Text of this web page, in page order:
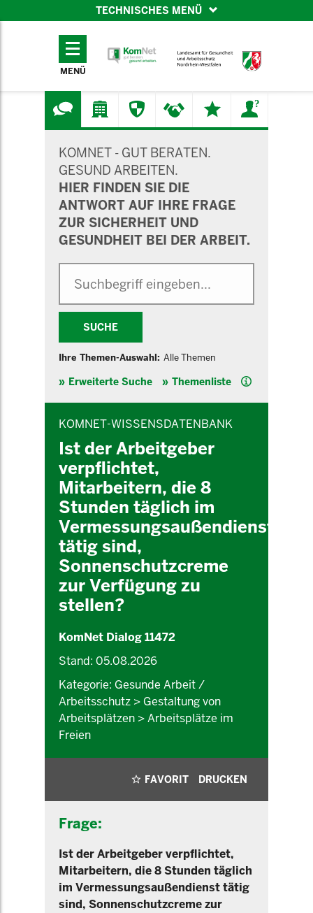
TECHNISCHES MENÜ
TECHNISCHES
MENÜ
KOMNET - GUT BERATEN.
GESUND ARBEITEN.
HIER FINDEN SIE DIE
ANTWORT AUF IHRE FRAGE
ZUR SICHERHEIT UND
GESUNDHEIT BEI DER ARBEIT.
SUCHE
Ihre Themen-Auswahl: Alle Themen
Erweiterte Suche Themenliste Hilfe
KOMNET-WISSENSDATENBANK
Ist der Arbeitgeber
verpflichtet,
Mitarbeitern, die 8
Stunden täglich im
Vermessungsaußendienst
tätig sind,
Sonnenschutzcreme
zur Verfügung zu
stellen?
KomNet Dialog 11472
Stand: 05.08.2026
Kategorie: Gesunde Arbeit /
Arbeitsschutz > Gestaltung von
Arbeitsplätzen > Arbeitsplätze im
Freien
FAVORIT DRUCKEN
Frage:
Ist der Arbeitgeber verpflichtet,
Mitarbeitern, die 8 Stunden täglich
im Vermessungsaußendienst tätig
sind, Sonnenschutzcreme zur